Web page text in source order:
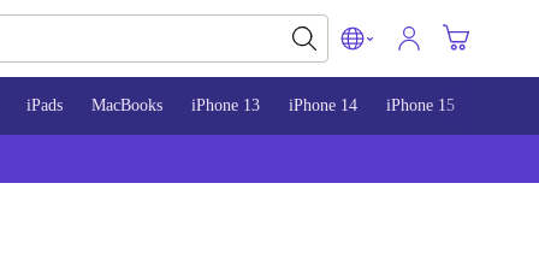
iPads MacBooks iPhone 13 iPhone 14 iPhone 15